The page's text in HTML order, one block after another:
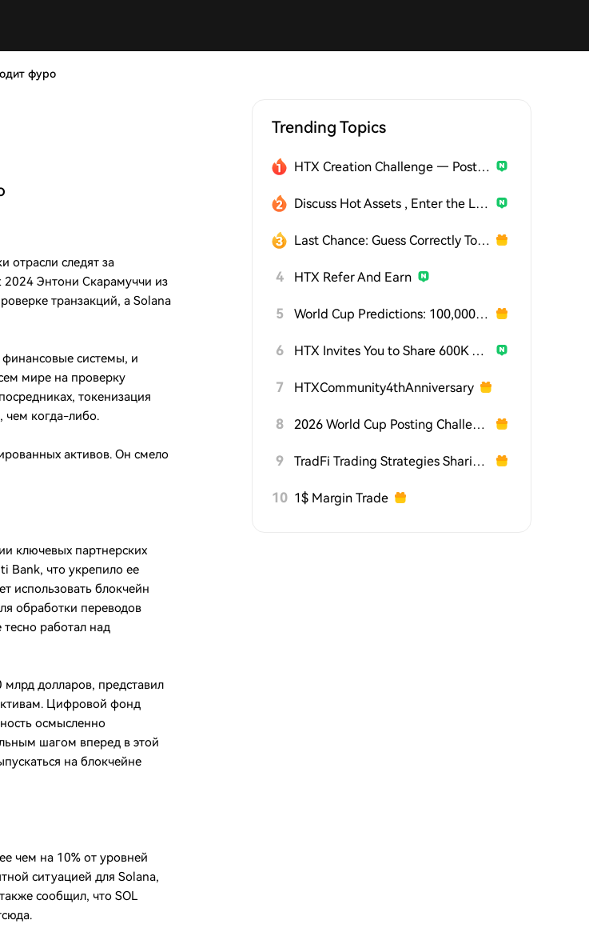
фуро
отрасли следят за
Энтони Скарамуччи из
транзакций, а Solana
финансовые системы, и
мире на проверку
токенизация
чем когда-либо.
активов. Он смело
ключевых партнерских
Bank, что укрепило ее
использовать блокчейн
обработки переводов
работал над
долларов, представил
Цифровой фонд
осмысленно
шагом вперед в этой
на блокчейне
чем на 10% от уровней
ситуацией для Solana,
сообщил, что SOL
Trending Topics
HTX Creation Challenge — Post and Win 1,500U
Discuss Hot Assets , Enter the Lucky Draw
Last Chance: Guess Correctly Today and Win More
4 HTX Refer And Earn
5 World Cup Predictions: 100,000 USDT Daily
6 HTX Invites You to Share 600K USDT in Gift Packs
7 HTXCommunity4thAnniversary
8 2026 World Cup Posting Challenge on HTX Square
9 TradFi Trading Strategies Sharing Challenge
10 1$ Margin Trade